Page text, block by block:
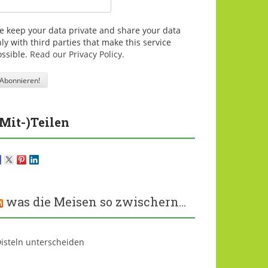
keep your data private and share your data
with third parties that make this service
Read our Privacy Policy.
)Teilen
was die Meisen so zwischern…
unterscheiden